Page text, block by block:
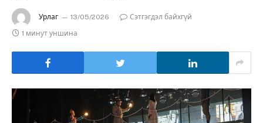
Урлаг 13/05/2026
Сэтгэгдэл байхгүй
1 минут уншина